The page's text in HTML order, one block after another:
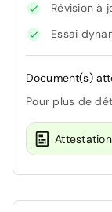
Révision à
Essai
Document(s)
Pour plus de